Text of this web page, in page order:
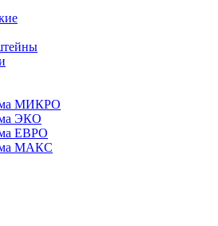
МИКРО
ЭКО
ЕВРО
МАКС